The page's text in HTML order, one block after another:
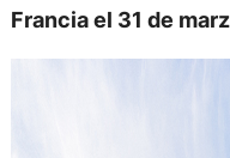
Francia el 31 de